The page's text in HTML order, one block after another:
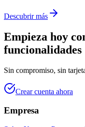
Descubrir más
Empieza hoy
funcionalidades
Sin compromiso, sin
Crear cuenta ahora
Empresa